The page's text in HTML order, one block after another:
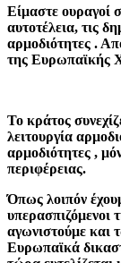
Είμαστε ουραγοί
αυτοτέλεια, τις
αρμοδιότητες .
της Ευρωπαϊκής
Το κράτος
λειτουργία
αρμοδιότητες ,
περιφέρειας.
Όπως λοιπόν
υπερασπιζόμενοι
αγωνιστούμε και
Ευρωπαϊκά